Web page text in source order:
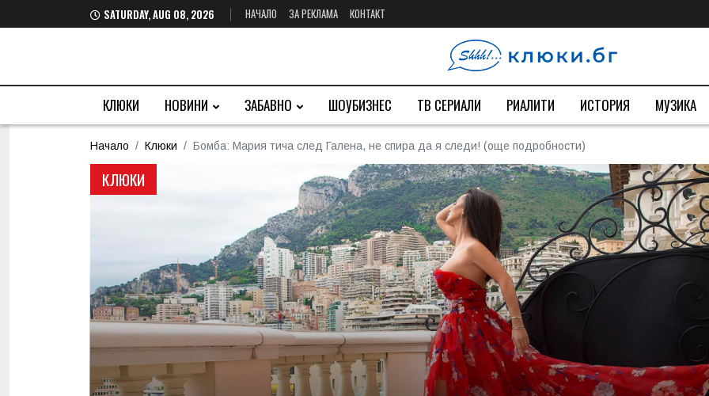
SATURDAY, AUG 08, 2026 НАЧАЛО ЗА РЕКЛАМА КОНТАКТ
КЛЮКИ НОВИНИ ЗАБАВНО ШОУБИЗНЕС ТВ СЕРИАЛИ РИАЛИТИ ИСТОРИЯ МУЗИКА
Начало Клюки Бомба: Мария тича след Галена, не спира да я следи! (още подробности)
КЛЮКИ